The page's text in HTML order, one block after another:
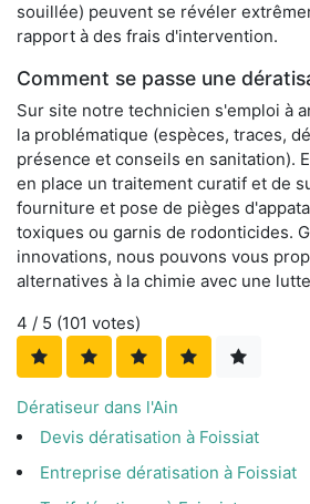
souillée) peuvent se révéler
rapport à des frais d'intervention.
Comment se passe une
Sur site notre technicien s'emploi à
la problématique (espèces, traces,
présence et conseils en sanitation).
en place un traitement curatif et de
fourniture et pose de pièges
toxiques ou garnis de rodonticides.
innovations, nous pouvons vous
alternatives à la chimie avec une
4 / 5 (101 votes)
Dératiseur dans l'Ain
Devis dératisation à Foissiat
Entreprise dératisation à Foissiat